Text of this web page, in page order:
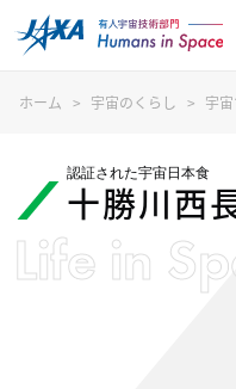
ホーム 宇宙のくらし 宇
認証された宇宙日本食
十勝川西
Life in